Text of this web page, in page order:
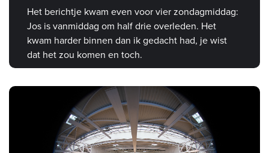
Het berichtje kwam even voor vier zondagmiddag:
Jos is vanmiddag om half drie overleden. Het
kwam harder binnen dan ik gedacht had, je wist
dat het zou komen en toch.